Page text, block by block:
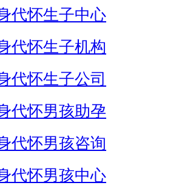
代怀生子中心
代怀生子机构
代怀生子公司
代怀男孩助孕
代怀男孩咨询
代怀男孩中心